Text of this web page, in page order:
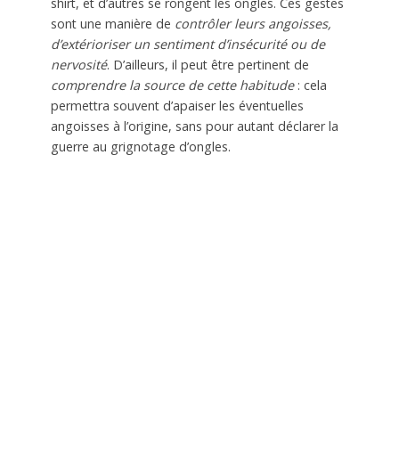
shirt, et d’autres se rongent les ongles. Ces gestes
sont une manière de contrôler leurs angoisses,
d’extérioriser un sentiment d’insécurité ou de
nervosité. D’ailleurs, il peut être pertinent de
comprendre la source de cette habitude: cela
permettra souvent d’apaiser les éventuelles
angoisses à l’origine, sans pour autant déclarer la
guerre au grignotage d’ongles.